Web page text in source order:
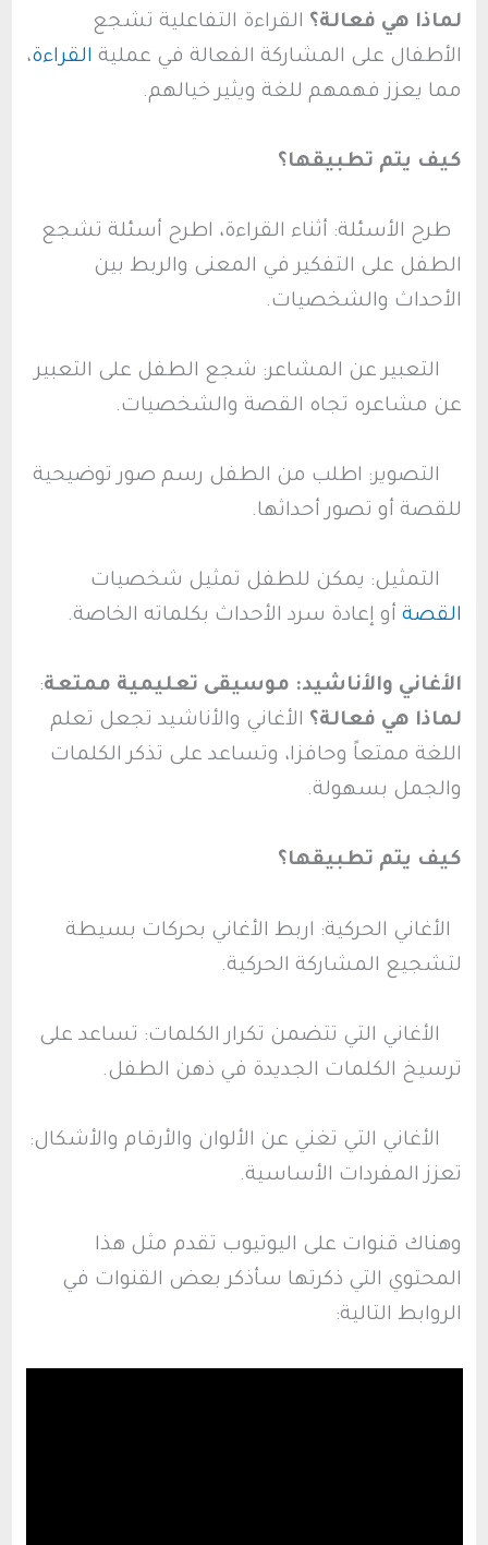
لماذا هي فعالة؟ القراءة التفاعلية تشجع
الأطفال على المشاركة الفعالة في عملية القراءة،
مما يعزز فهمهم للغة ويثير خيالهم.
كيف يتم تطبيقها؟
طرح الأسئلة: أثناء القراءة، اطرح أسئلة تشجع
الطفل على التفكير في المعنى والربط بين
الأحداث والشخصيات.
التعبير عن المشاعر: شجع الطفل على التعبير
عن مشاعره تجاه القصة والشخصيات.
التصوير: اطلب من الطفل رسم صور توضيحية
للقصة أو تصور أحداثها.
التمثيل: يمكن للطفل تمثيل شخصيات
القصةأو إعادة سرد الأحداث بكلماته الخاصة.
الأغاني والأناشيد: موسيقى تعليمية ممتعة:
لماذا هي فعالة؟ الأغاني والأناشيد تجعل تعلم
اللغة ممتعاً وحافزا، وتساعد على تذكر الكلمات
والجمل بسهولة.
كيف يتم تطبيقها؟
الأغاني الحركية: اربط الأغاني بحركات بسيطة
لتشجيع المشاركة الحركية.
الأغاني التي تتضمن تكرار الكلمات: تساعد على
ترسيخ الكلمات الجديدة في ذهن الطفل.
الأغاني التي تغني عن الألوان والأرقام والأشكال:
تعزز المفردات الأساسية.
وهناك قنوات على اليوتيوب تقدم مثل هذا
المحتوي التي ذكرتها سأذكر بعض القنوات في
الروابط التالية: